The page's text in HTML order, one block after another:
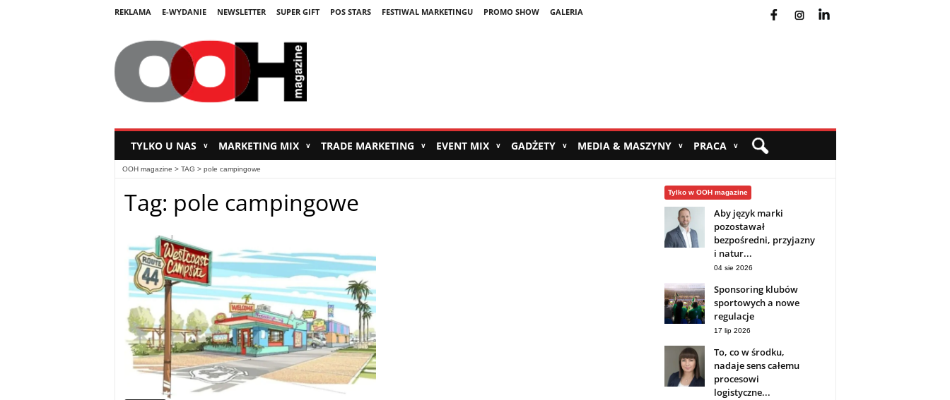
REKLAMA E-WYDANIE NEWSLETTER SUPER GIFT POS STARS FESTIWAL MARKETINGU PROMO SHOW GALERIA
TYLKO U NAS ∨ MARKETING MIX ∨ TRADE MARKETING ∨ EVENT MIX ∨ GADŻETY ∨ MEDIA & MASZYNY ∨ PRACA ∨
OOH magazine > TAG > pole campingowe
Tag: pole campingowe Tylko w OOH magazine
Aby język marki
pozostawał
bezpośredni, przyjazny
i natur...
04 sie 2026
Sponsoring klubów
sportowych a nowe
regulacje
17 lip 2026
To, co w środku,
nadaje sens całemu
procesowi
logistyczne...